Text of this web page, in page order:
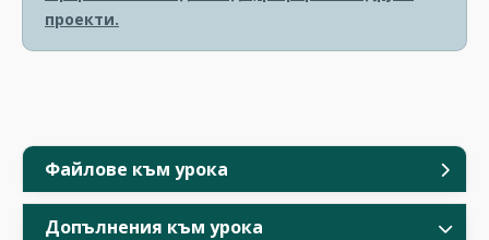
Файлове към урока
Допълнения към урока
проекти.